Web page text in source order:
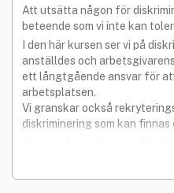
Att utsätta någon för
beteende som vi inte kan
I den här kursen ser vi på
anställdes och
ett långtgående ansvar för
arbetsplatsen.
Vi granskar också
diskriminering som kan finnas